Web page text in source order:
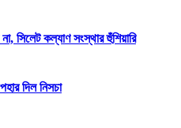
সিলেট কল্যাণ সংস্থার হুঁশিয়ারি
দিল নিসচা